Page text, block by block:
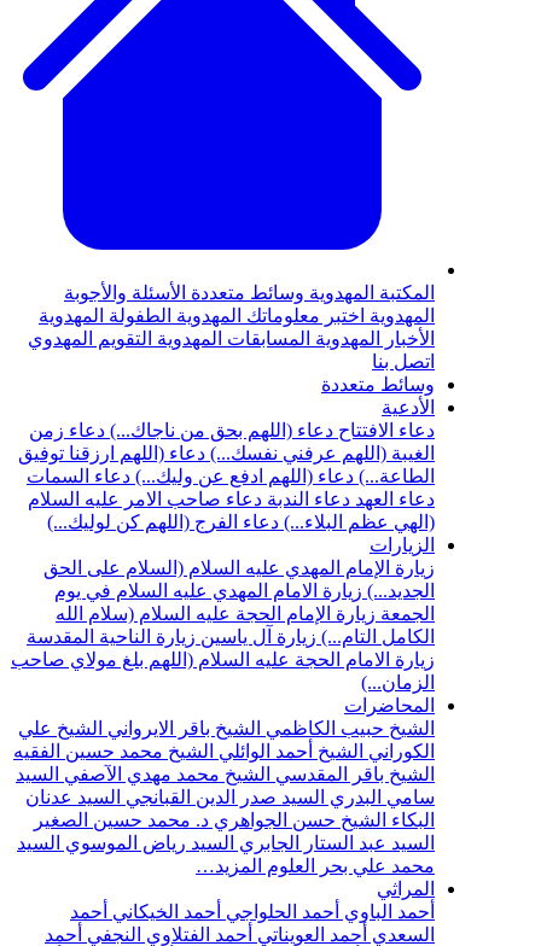
المكتبة المهدوية وسائط متعددة الأسئلة والأجوبة
المهدوية اختبر معلوماتك المهدوية الطفولة المهدوية
الأخبار المهدوية المسابقات المهدوية التقويم المهدوي
اتصل بنا
وسائط متعددة
الأدعية
دعاء الافتتاح دعاء (اللهم بحق من ناجاك...) دعاء زمن
الغيبة (اللهم عرفني نفسك...) دعاء (اللهم ارزقنا توفيق
الطاعة...) دعاء (اللهم ادفع عن وليك...) دعاء السمات
دعاء العهد دعاء الندبة دعاء صاحب الامر عليه السلام
(الهي عظم البلاء...) دعاء الفرج (اللهم كن لوليك...)
الزيارات
زيارة الإمام المهدي عليه السلام (السلام على الحق
الجديد...) زيارة الامام المهدي عليه السلام في يوم
الجمعة زيارة الإمام الحجة عليه السلام (سلام الله
الكامل التام...) زيارة آل ياسين زيارة الناحية المقدسة
زيارة الامام الحجة عليه السلام (اللهم بلغ مولاي صاحب
الزمان...)
المحاضرات
الشيخ حبيب الكاظمي الشيخ باقر الايرواني الشيخ علي
الكوراني الشيخ أحمد الوائلي الشيخ محمد حسين الفقيه
الشيخ باقر المقدسي الشيخ محمد مهدي الآصفي السيد
سامي البدري السيد صدر الدين القبانجي السيد عدنان
البكاء الشيخ حسن الجواهري د. محمد حسين الصغير
السيد عبد الستار الجابري السيد رياض الموسوي السيد
محمد علي بحر العلوم المزيد…
المراثي
أحمد الباوي أحمد الحلواجي أحمد الخيكاني أحمد
السعدي أحمد العويناتي أحمد الفتلاوي النجفي أحمد